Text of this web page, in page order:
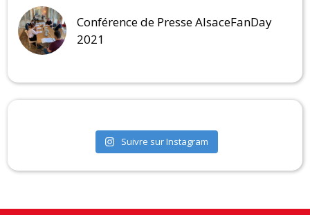
Conférence de Presse AlsaceFanDay
2021
Suivre sur Instagram